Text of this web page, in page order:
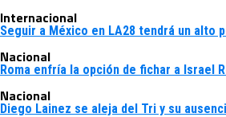
Internacional
Seguir a México en LA28 tendrá un alto
Nacional
Roma enfría la opción de fichar a Israel
Nacional
Diego Lainez se aleja del Tri y su